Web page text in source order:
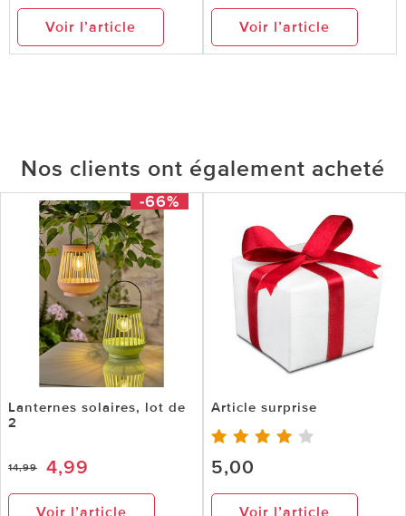
Voir l’article Voir l’article
Nos clients ont également acheté
-66%
Lanternes solaires, lot de
2
14,99 4,99
Voir l’article
Article surprise
5,00
Voir l’article